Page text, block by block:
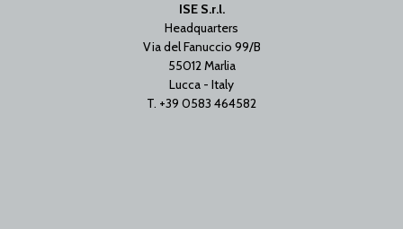
ISE S.r.l.
Headquarters
Via del Fanuccio 99/B
55012 Marlia
Lucca - Italy
T. +39 0583 464582